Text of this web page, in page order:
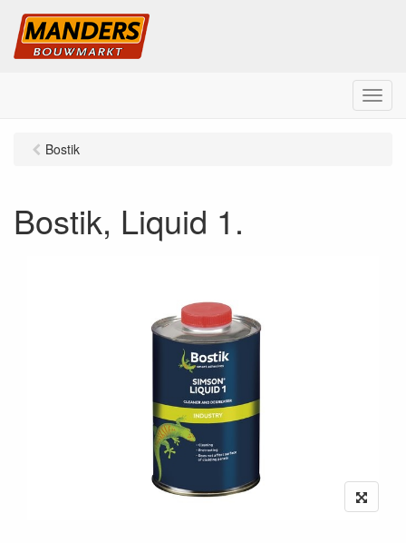
M
e
Bostik
Bostik, Liquid 1.